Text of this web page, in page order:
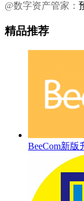
@数字资产管家：
精品推荐
BeeCom新版